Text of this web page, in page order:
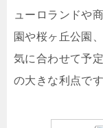
ューロランドや
園や桜ヶ丘公園
気に合わせて予
の大きな利点です